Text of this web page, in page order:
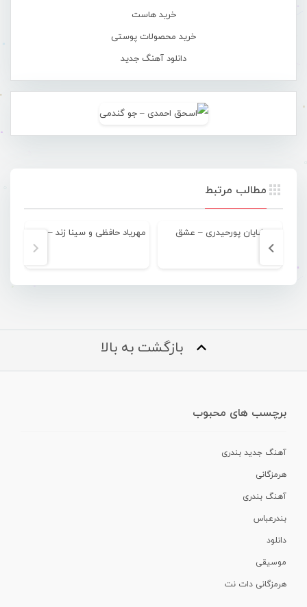
خرید هاست
خرید محصولات پوستی
دانلود آهنگ جدید
مطالب مرتبط
شایان پورحیدری – عشق
بازگشت به بالا
برچسب های محبوب
آهنگ جدید بندری
هرمزگانی
آهنگ بندری
بندرعباس
دانلود
موسیقی
هرمزگانی دات نت